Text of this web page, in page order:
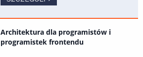
Architektura dla programistów i
programistek frontendu